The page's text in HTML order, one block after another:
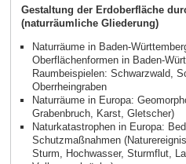
Gestaltung der Erdoberfläche
(naturräumliche Gliederung)
Naturräume in Baden-
Oberflächenformen in Baden-
Raumbeispielen: Schwarzwald,
Oberrheingraben
Naturräume in Europa:
Grabenbruch, Karst, Gletscher)
Naturkatastrophen in Europa:
Schutzmaßnahmen
Sturm, Hochwasser, Sturmflut,